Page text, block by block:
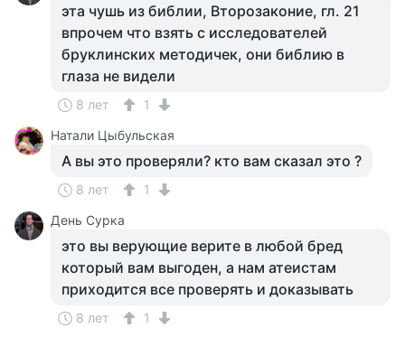
эта чушь из библии, Второзаконие, гл. 21
впрочем что взять с исследователей
бруклинских методичек, они библию в
глаза не видели
8 лет
1
Натали Цыбульская
А вы это проверяли? кто вам сказал это ?
8 лет
1
День Сурка
это вы верующие верите в любой бред
который вам выгоден, а нам атеистам
приходится все проверять и доказывать
8 лет 1